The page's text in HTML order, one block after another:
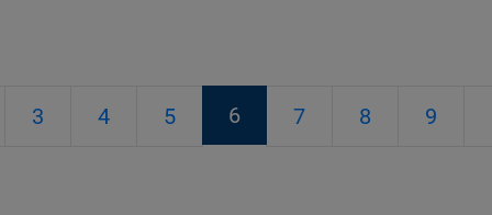
3 4 5 6 7 8 9